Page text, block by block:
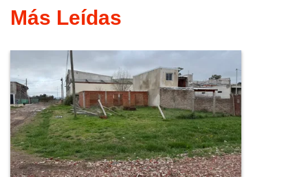
Más Leídas